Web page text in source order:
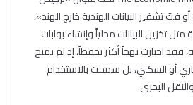
تشفير البيانات الهندية خارج الهند»،
تخزين البيانات محلياً وإنشاء بوابات
فقد اختارت نهجاً أكثر تحفظاً، إذ لم تمنح
أو السكني، بل سمحت بالاستخدام
البحري.